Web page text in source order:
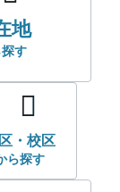
地
す
・校区
ら探す